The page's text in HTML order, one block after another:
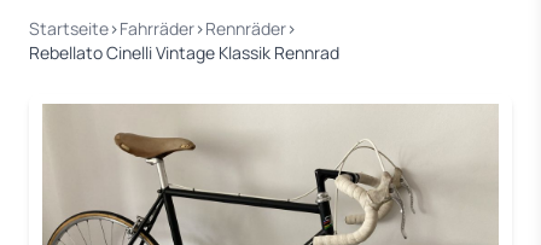
Startseite›Fahrräder›Rennräder›
Rebellato Cinelli Vintage Klassik Rennrad